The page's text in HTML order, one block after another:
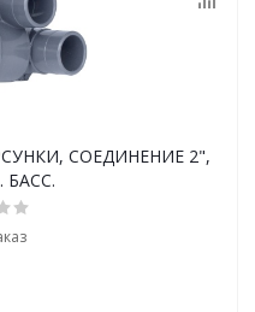
СОЕДИНЕНИЕ 2",
БАСС.